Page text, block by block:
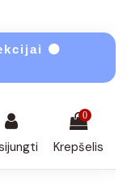
⚫
0
Krepšelis